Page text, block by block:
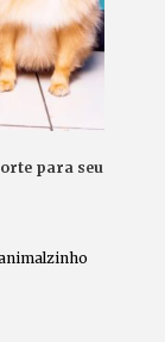
para seu